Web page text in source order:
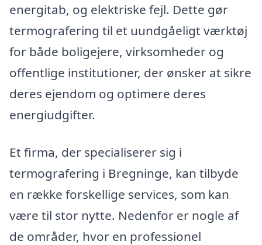
energitab, og elektriske fejl. Dette gør
termografering til et uundgåeligt værktøj
for både boligejere, virksomheder og
offentlige institutioner, der ønsker at sikre
deres ejendom og optimere deres
energiudgifter.
Et firma, der specialiserer sig i
termografering i Bregninge, kan tilbyde
en række forskellige services, som kan
være til stor nytte. Nedenfor er nogle af
de områder, hvor en professionel